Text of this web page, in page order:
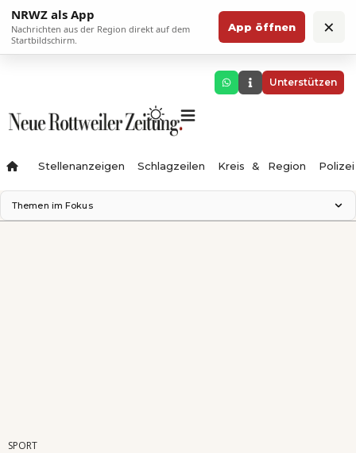
NRWZ als App
Nachrichten aus der Region direkt auf dem
Startbildschirm.
App öffnen ×
Unterstützen
Stellenanzeigen Schlagzeilen Kreis & Region Polizei
Themen im Fokus
SPORT